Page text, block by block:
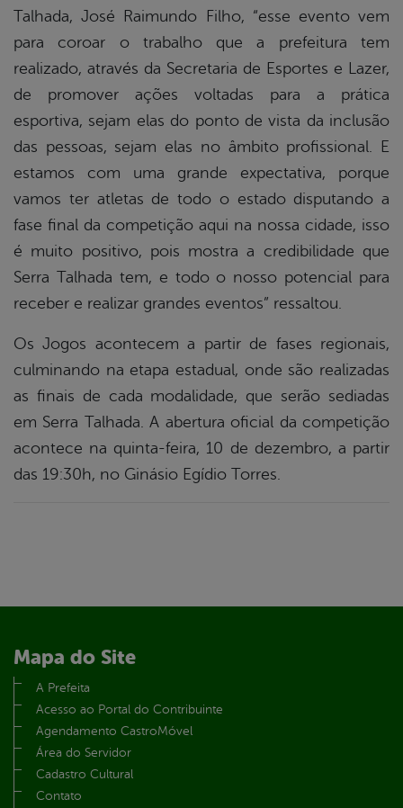
Talhada, José Raimundo Filho, “esse evento vem
para coroar o trabalho que a prefeitura tem
realizado, através da Secretaria de Esportes e Lazer,
de promover ações voltadas para a prática
esportiva, sejam elas do ponto de vista da inclusão
das pessoas, sejam elas no âmbito profissional. E
estamos com uma grande expectativa, porque
vamos ter atletas de todo o estado disputando a
fase final da competição aqui na nossa cidade, isso
é muito positivo, pois mostra a credibilidade que
Serra Talhada tem, e todo o nosso potencial para
receber e realizar grandes eventos” ressaltou.
Os Jogos acontecem a partir de fases regionais,
culminando na etapa estadual, onde são realizadas
as finais de cada modalidade, que serão sediadas
em Serra Talhada. A abertura oficial da competição
acontece na quinta-feira, 10 de dezembro, a partir
das 19:30h, no Ginásio Egídio Torres.
Mapa do Site
A Prefeita
Acesso ao Portal do Contribuinte
Agendamento CastroMóvel
Área do Servidor
Cadastro Cultural
Contato